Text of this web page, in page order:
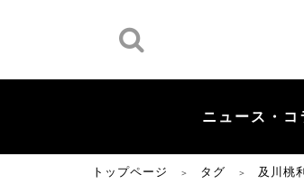
ニュース・コ
トップページ ＞ タグ ＞ 及川桃利